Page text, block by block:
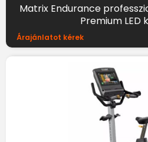
Matrix Endurance professzionális szobakerékpár
Premium LED
Árajánlatot kérek